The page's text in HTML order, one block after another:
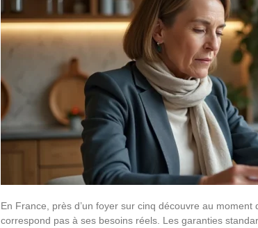
En France, près d’un foyer sur cinq découvre au moment
correspond pas à ses besoins réels. Les garanties